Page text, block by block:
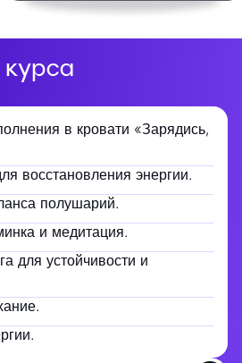
в кровати «Зарядись,
восстановления энергии.
полушарий.
и медитация.
для устойчивости и